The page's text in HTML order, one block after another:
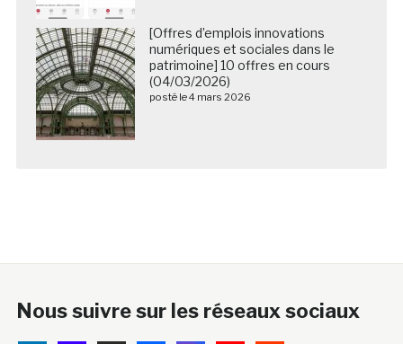
[Offres d’emplois innovations
numériques et sociales dans le
patrimoine] 10 offres en cours
(04/03/2026)
posté le 4 mars 2026
Nous suivre sur les réseaux sociaux